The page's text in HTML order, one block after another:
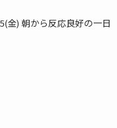
金) 朝から反応良好の一日